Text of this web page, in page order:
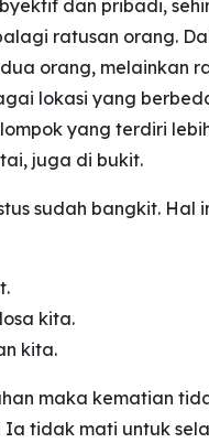
dan pribadi,
ratusan orang.
orang, melainkan
lokasi yang
yang terdiri
juga di bukit.
sudah bangkit. Hal
kita.
kita.
maka kematian
Ia tidak mati untuk